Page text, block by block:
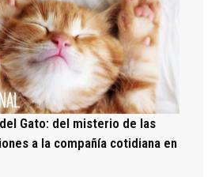
Gato: del misterio de las
a la compañía cotidiana en